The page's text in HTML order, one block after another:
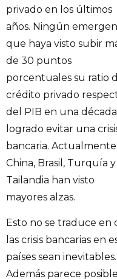
privado en los últimos
años. Ningún
que haya visto subir
de 30 puntos
porcentuales su ratio
crédito privado
del PIB en una
logrado evitar una
bancaria. Actualmente
China, Brasil, Turquía y
Tailandia han visto
mayores alzas.
Esto no se traduce en
las crisis bancarias en
países sean inevitables.
Además parece posible